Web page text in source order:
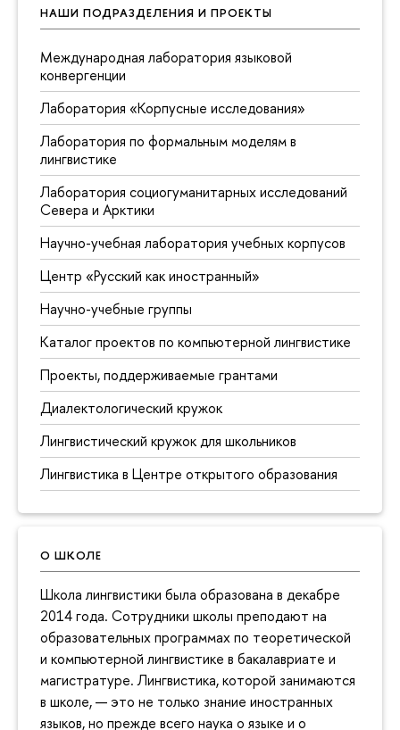
НАШИ ПОДРАЗДЕЛЕНИЯ И ПРОЕКТЫ
Международная лаборатория языковой
конвергенции
Лаборатория «Корпусные исследования»
Лаборатория по формальным моделям в
лингвистике
Лаборатория социогуманитарных исследований
Севера и Арктики
Научно-учебная лаборатория учебных корпусов
Центр «Русский как иностранный»
Научно-учебные группы
Каталог проектов по компьютерной лингвистике
Проекты, поддерживаемые грантами
Диалектологический кружок
Лингвистический кружок для школьников
Лингвистика в Центре открытого образования
О ШКОЛЕ
Школа лингвистики была образована в декабре
2014 года. Сотрудники школы преподают на
образовательных программах по теоретической
и компьютерной лингвистике в бакалавриате и
магистратуре. Лингвистика, которой занимаются
в школе, — это не только знание иностранных
языков, но прежде всего наука о языке и о